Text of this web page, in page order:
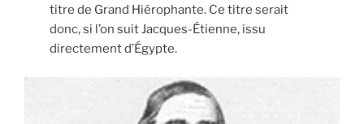
titre de Grand Hiérophante. Ce titre serait
donc, si l’on suit Jacques-Étienne, issu
directement d’Égypte.